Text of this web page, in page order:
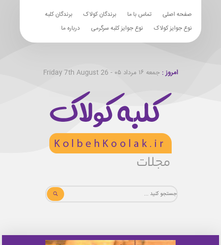
صفحه اصلی تماس با ما برندگان کولاک
برندگان کلبه
نوع جوایز کولاک
نوع جوایز کلبه سرگرمی درباره ما
امروز :جمعه ۱۶ مرداد ۰۵ - Friday 7th August 26